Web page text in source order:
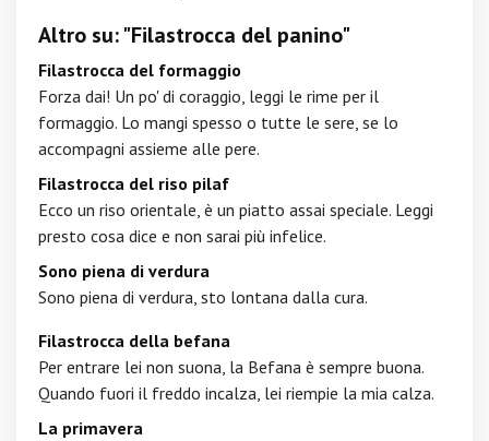
Altro su: "Filastrocca del panino"
Filastrocca del formaggio
Forza dai! Un po' di coraggio, leggi le rime per il
formaggio. Lo mangi spesso o tutte le sere, se lo
accompagni assieme alle pere.
Filastrocca del riso pilaf
Ecco un riso orientale, è un piatto assai speciale. Leggi
presto cosa dice e non sarai più infelice.
Sono piena di verdura
Sono piena di verdura, sto lontana dalla cura.
Filastrocca della befana
Per entrare lei non suona, la Befana è sempre buona.
Quando fuori il freddo incalza, lei riempie la mia calza.
La primavera